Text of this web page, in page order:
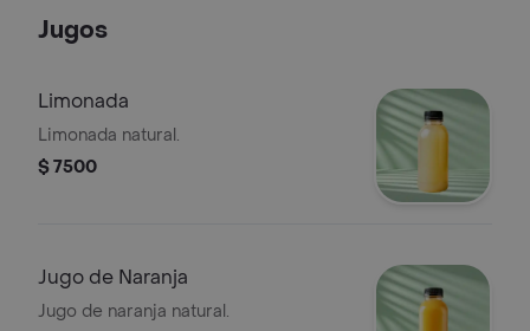
Jugos
Limonada
Limonada natural.
$ 7500
Jugo de Naranja
Jugo de naranja natural.